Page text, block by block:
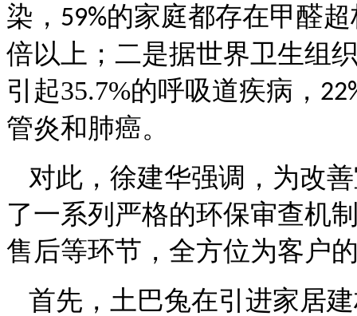
染， 59%的家庭都存在甲醛
倍以上 ；二是据世界卫生组
引起35.7%的呼吸道疾病，
管炎和肺癌。
对此，徐建华强调，为改
了一系列严格的环保审查机
售后等环节 ，全方位为客户
首先， 土巴兔在引进家居